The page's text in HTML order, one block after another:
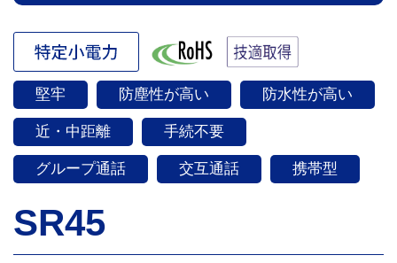
堅牢 防塵性が高い 防水性が高い
近・中距離 手続不要
グループ通話 交互通話 携帯型
SR45